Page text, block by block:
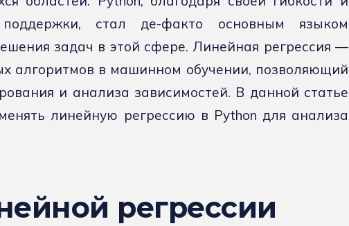
стал де-факто основным языком
задач в этой сфере. Линейная регрессия —
алгоритмов в машинном обучении, позволяющий
и анализа зависимостей. В данной статье
линейную регрессию в Python для анализа
регрессии